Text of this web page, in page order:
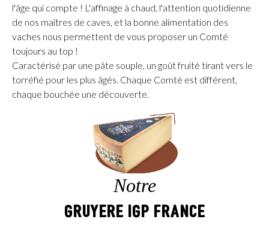
l'âge qui compte ! L'affinage à chaud, l'attention quotidienne
de nos maîtres de caves, et la bonne alimentation des
vaches nous permettent de vous proposer un Comté
toujours au top !
Caractérisé par une pâte souple, un goût fruité tirant vers le
torréfié pour les plus âgés. Chaque Comté est différent,
chaque bouchée une découverte.
Notre
Gruyere IGP France